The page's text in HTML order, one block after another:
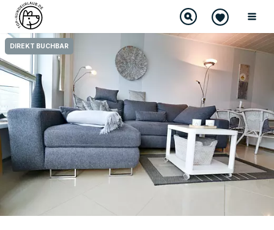
DIREKT BUCHBAR